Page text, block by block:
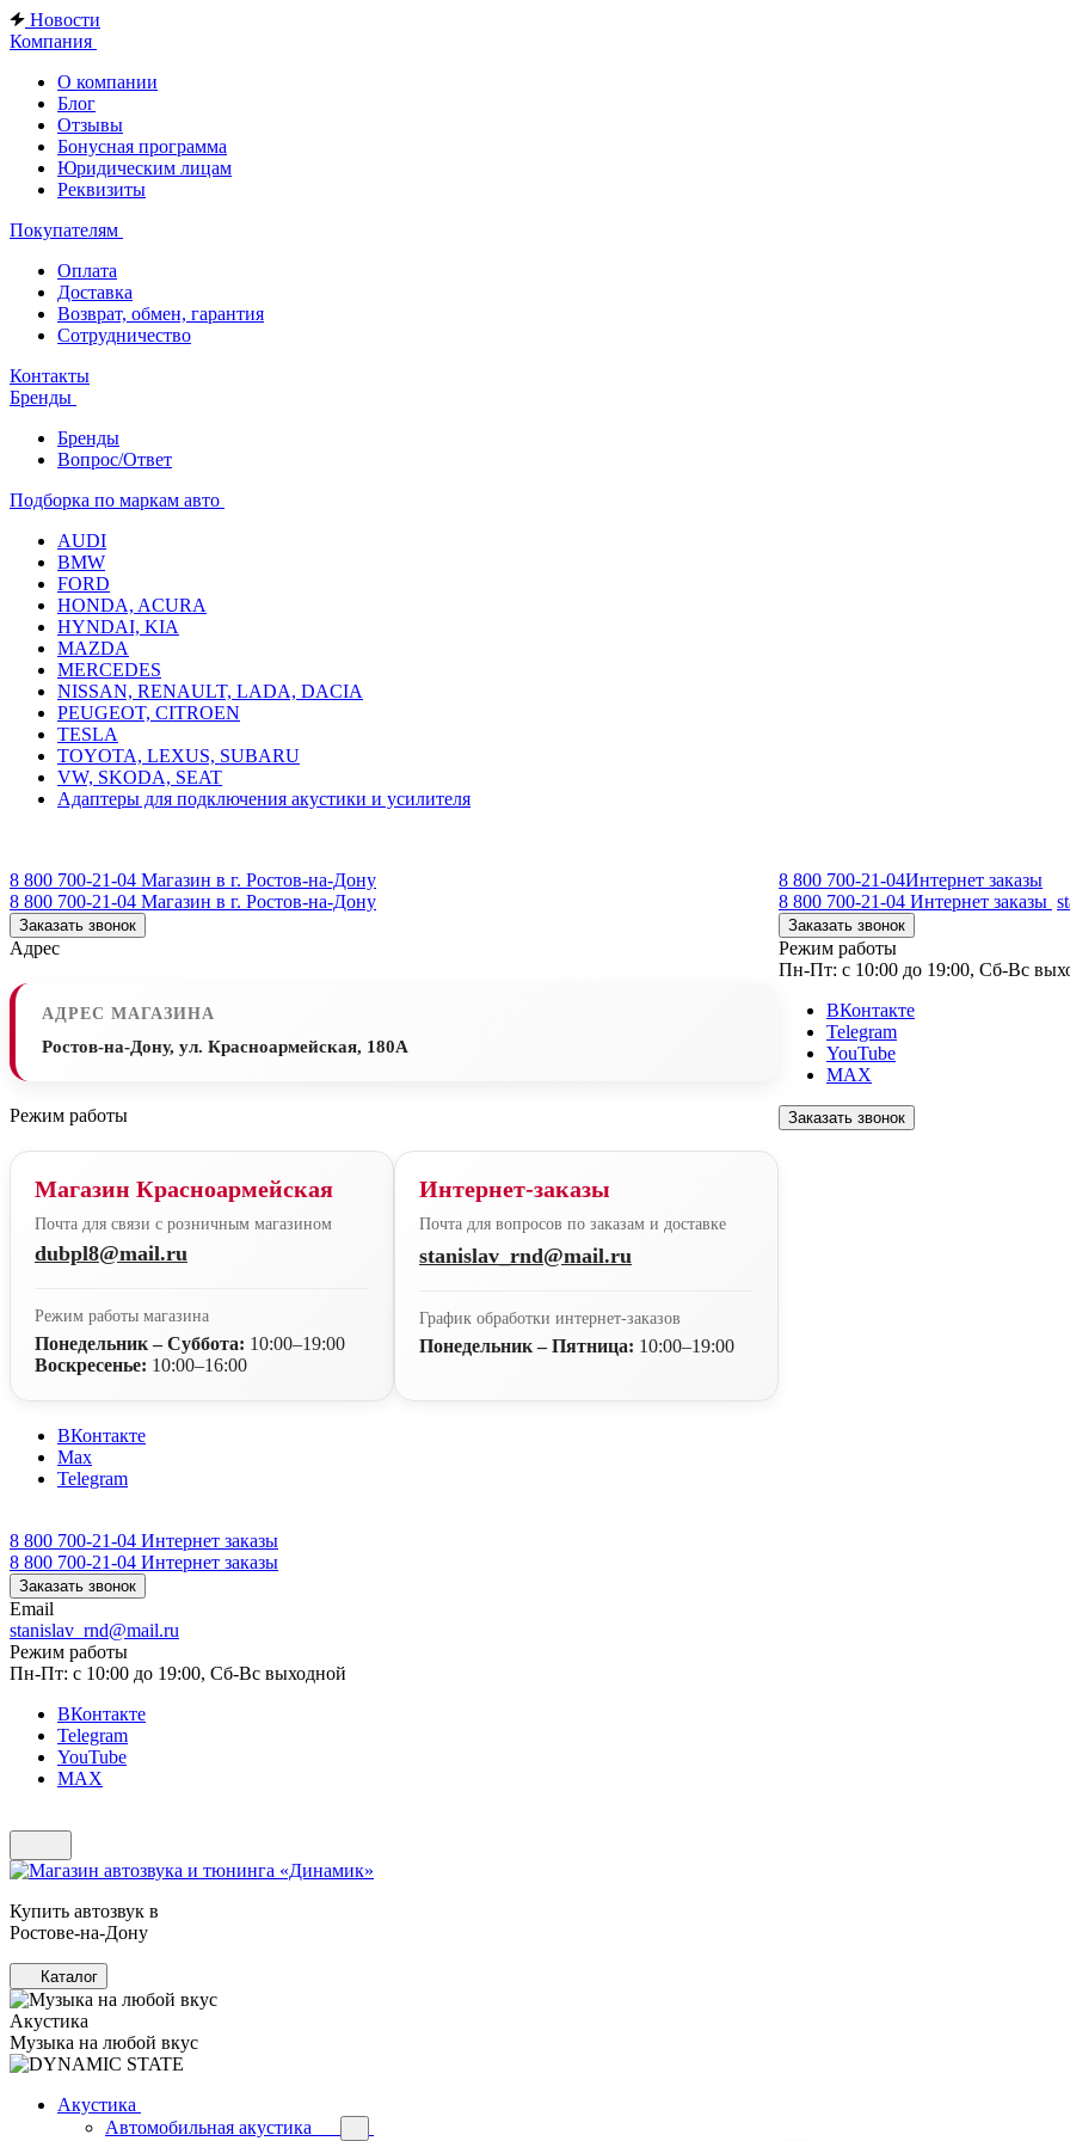
Новости
Компания
О компании
Блог
Отзывы
Бонусная программа
Юридическим лицам
Реквизиты
Покупателям
Оплата
Доставка
Возврат, обмен, гарантия
Сотрудничество
Контакты
Бренды
Бренды
Вопрос/Ответ
Подборка по маркам авто
AUDI
BMW
FORD
HONDA, ACURA
HYNDAI, KIA
MAZDA
MERCEDES
NISSAN, RENAULT, LADA, DACIA
PEUGEOT, CITROEN
TESLA
TOYOTA, LEXUS, SUBARU
VW, SKODA, SEAT
Адаптеры для подключения акустики и усилителя
8 800 700-21-04 Магазин в г. Ростов-на-Дону
8 800 700-21-04 Магазин в г. Ростов-на-Дону
Заказать звонок
Адрес
АДРЕС МАГАЗИНА
Ростов-на-Дону, ул. Красноармейская, 180А
Режим работы
Магазин Красноармейская
Почта для связи с розничным магазином
dubpl8@mail.ru
Режим работы магазина
Понедельник – Суббота: 10:00–19:00
Воскресенье: 10:00–16:00
Интернет-заказы
Почта для вопросов по заказам и доставке
stanislav_rnd@mail.ru
График обработки интернет-заказов
Понедельник – Пятница: 10:00–19:00
ВКонтакте
Max
Telegram
8 800 700-21-04 Интернет заказы
8 800 700-21-04 Интернет заказы
Заказать звонок
Email
stanislav_rnd@mail.ru
Режим работы
Пн-Пт: с 10:00 до 19:00, Сб-Вс выходной
ВКонтакте
Telegram
YouTube
MAX
8 800 700-21-04Интернет заказы
8 800 700-21-04 Интернет заказы
Заказать звонок
Режим работы
Пн-Пт: с 10:00 до 19:00, Сб-Вс
ВКонтакте
Telegram
YouTube
MAX
Заказать звонок
Купить автозвук в
Ростове-на-Дону
Каталог
Акустика
Музыка на любой вкус
Акустика
Автомобильная акустика